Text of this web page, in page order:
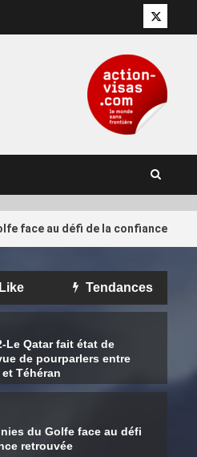
Twitter
face au défi de la confiance
salue l’investissement de
de dollars de Cascade,
par le Qatar
Like Tendances
Le Qatar fait état de
de pourparlers entre
Téhéran
du Golfe face au défi
retrouvée